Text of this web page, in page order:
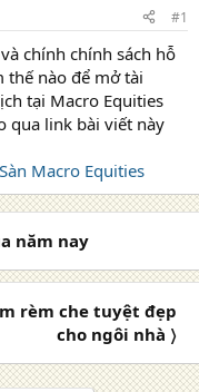
#1
chính chính sách hỗ
thế nào để mở tài
tại Macro Equities
qua link bài viết này
Macro Equities
năm nay
rèm che tuyệt đẹp
cho ngôi nhà 〉